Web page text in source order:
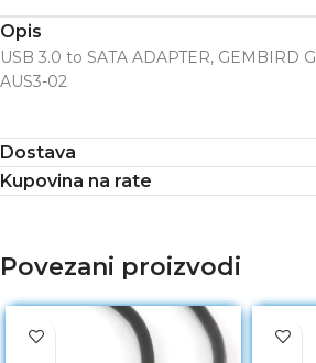
Opis
USB 3.0 to SATA ADAPTER, GEMBIRD
AUS3-02
Dostava
Kupovina na rate
Povezani proizvodi